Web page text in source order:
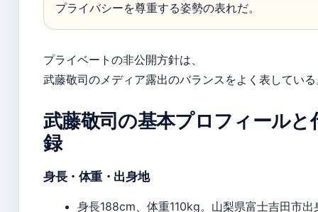
プライバシーを尊重する姿勢の表れだ。
プライベートの非公開方針は、
武藤敬司のメディア露出のバランスをよく表してい
武藤敬司の基本プロフィールと
録
身長・体重・出身地
身長188cm、体重110kg。山梨県富士吉田市出